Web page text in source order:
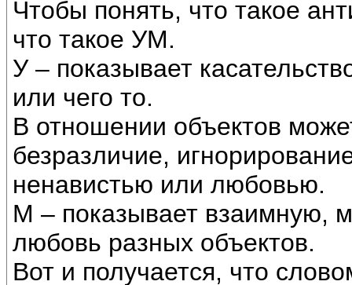
Чтобы понять, что такое
что такое УМ.
У – показывает
или чего то.
В отношении объектов
безразличие,
ненавистью или любовью.
М – показывает взаимную,
любовь разных объектов.
Вот и получается, что